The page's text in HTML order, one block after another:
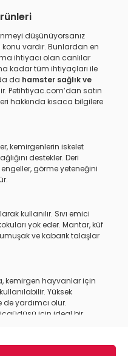
düşünüyorsanız
vardır. Bunlardan en
ihtiyacı olan canlılar
kadar tüm ihtiyaçları ile
da hamster sağlık ve
Petihtiyac.com’dan satın
hakkında kısaca bilgilere
kemirgenlerin iskelet
destekler. Deri
görme yeteneğini
kullanılır. Sıvı emici
yok eder. Mantar, küf
ve kabarık talaşlar
kemirgen hayvanlar için
Yüksek
yardımcı olur.
için ideal bir